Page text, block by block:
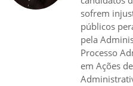
sofrem
públicos
pela
Processo
em Ações